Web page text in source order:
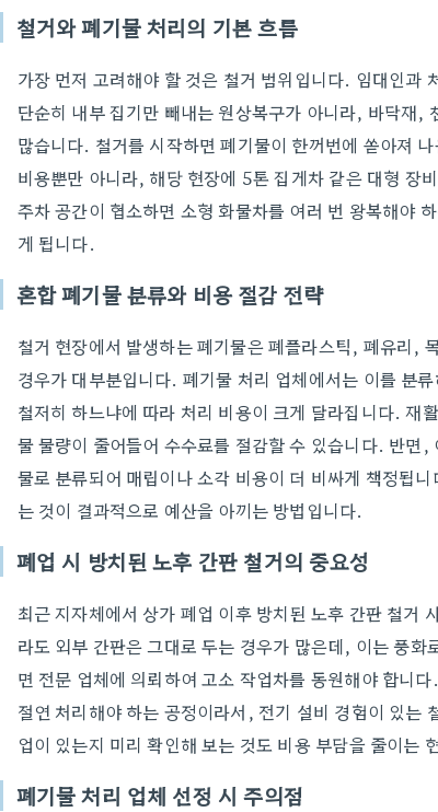
철거와 폐기물 처리의 기본 흐름
가장 먼저 고려해야 할 것은 철거 범위입니다. 임대인과
단순히 내부 집기만 빼내는 원상복구가 아니라, 바닥재
많습니다. 철거를 시작하면 폐기물이 한꺼번에 쏟아져
비용뿐만 아니라, 해당 현장에 5톤 집게차 같은 대형 장
주차 공간이 협소하면 소형 화물차를 여러 번 왕복해야
게 됩니다.
혼합 폐기물 분류와 비용 절감 전략
철거 현장에서 발생하는 폐기물은 폐플라스틱, 폐유리,
경우가 대부분입니다. 폐기물 처리 업체에서는 이를 분
철저히 하느냐에 따라 처리 비용이 크게 달라집니다. 재
물 물량이 줄어들어 수수료를 절감할 수 있습니다. 반면
물로 분류되어 매립이나 소각 비용이 더 비싸게 책정됩
는 것이 결과적으로 예산을 아끼는 방법입니다.
폐업 시 방치된 노후 간판 철거의 중요성
최근 지자체에서 상가 폐업 이후 방치된 노후 간판 철거
라도 외부 간판은 그대로 두는 경우가 많은데, 이는 풍
면 전문 업체에 의뢰하여 고소 작업차를 동원해야 합니
절연 처리해야 하는 공정이라서, 전기 설비 경험이 있는
업이 있는지 미리 확인해 보는 것도 비용 부담을 줄이는
폐기물 처리 업체 선정 시 주의점